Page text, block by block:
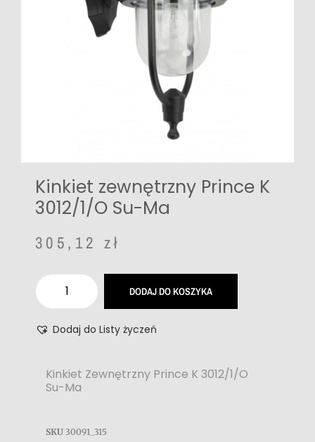
Kinkiet zewnętrzny Prince K
3012/1/O Su-Ma
305,12 zł
DODAJ DO KOSZYKA
Dodaj do Listy życzeń
Kinkiet Zewnętrzny Prince K 3012/1/O
Su-Ma
SKU 30091_315